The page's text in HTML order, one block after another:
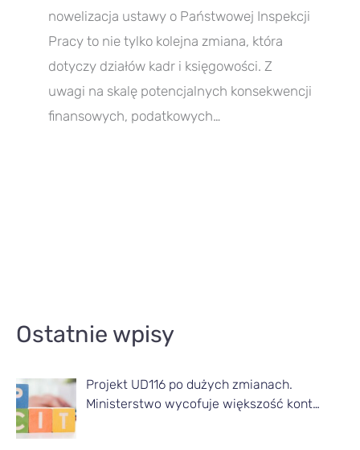
nowelizacja ustawy o Państwowej Inspekcji
Pracy to nie tylko kolejna zmiana, która
dotyczy działów kadr i księgowości. Z
uwagi na skalę potencjalnych konsekwencji
finansowych, podatkowych…
Ostatnie wpisy
Projekt UD116 po dużych zmianach.
Ministerstwo wycofuje większość kont…
r
y
k
u